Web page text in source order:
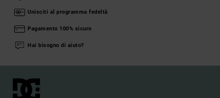
Unisciti al programma fedeltà
Pagamento 100% sicuro
Hai bisogno di aiuto?